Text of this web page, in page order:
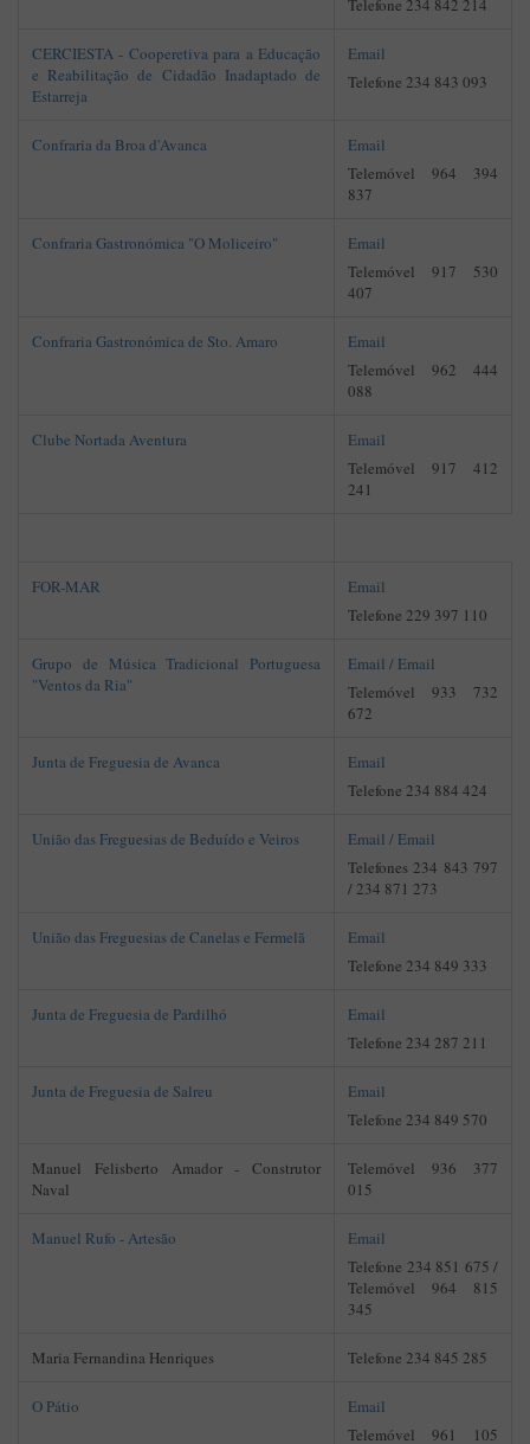
Telefone 234 842 214
CERCIESTA - Cooperetiva para a Educação
e Reabilitação de Cidadão Inadaptado de
Estarreja
Email
Telefone 234 843 093
Confraria da Broa d'Avanca
Email
Telemóvel 964 394
837
Confraria Gastronómica "O Moliceiro"
Email
Telemóvel 917 530
407
Confraria Gastronómica de Sto. Amaro
Email
Telemóvel 962 444
088
Clube Nortada Aventura
Email
Telemóvel 917 412
241
FOR-MAR
Email
Telefone 229 397 110
Grupo de Música Tradicional Portuguesa
"Ventos da Ria"
Email / Email
Telemóvel 933 732
672
Junta de Freguesia de Avanca
Email
Telefone 234 884 424
União das Freguesias de Beduído e Veiros Email / Email
Telefones 234 843 797
/ 234 871 273
União das Freguesias de Canelas e Fermelã
Email
Telefone 234 849 333
Junta de Freguesia de Pardilhó
Email
Telefone 234 287 211
Junta de Freguesia de Salreu
Email
Telefone 234 849 570
Manuel Felisberto Amador - Construtor
Naval
Telemóvel 936 377
015
Manuel Rufo - Artesão
Email
Telefone 234 851 675 /
Telemóvel 964 815
345
Maria Fernandina Henriques Telefone 234 845 285
O Pátio
Email
Telemóvel 961 105